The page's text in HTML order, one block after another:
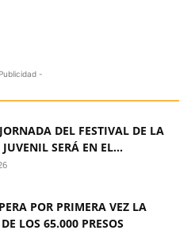
-
DEL FESTIVAL DE LA
SERÁ EN EL...
POR PRIMERA VEZ LA
LOS 65.000 PRESOS